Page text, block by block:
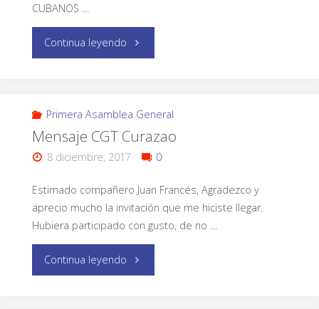
CUBANOS …
Continua leyendo
Primera Asamblea General
Mensaje CGT Curazao
8 diciembre, 2017 0
Estimado compañero Juan Francés, Agradezco y
aprecio mucho la invitación que me hiciste llegar.
Hubiera participado con gusto, de no …
Continua leyendo